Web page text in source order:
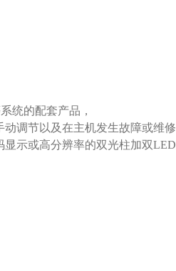
统的配套产品，
调节以及在主机发生故障或维
示或高分辨率的双光柱加双